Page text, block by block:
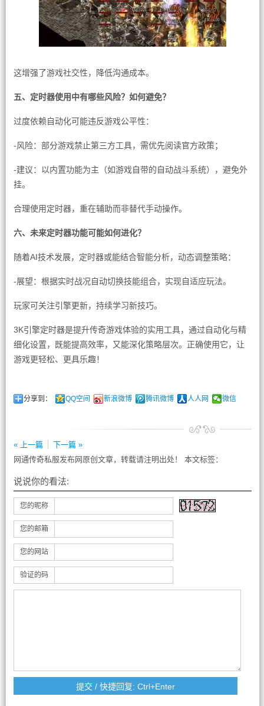
这增强了游戏社交性，降低沟通成本。
五、定时器使用中有哪些风险？如何避免？
过度依赖自动化可能违反游戏公平性：
-风险：部分游戏禁止第三方工具，需优先阅读官方政策；
-建议：以内置功能为主（如游戏自带的自动战斗系统），避免外
挂。
合理使用定时器，重在辅助而非替代手动操作。
六、未来定时器功能可能如何进化？
随着AI技术发展，定时器或能结合智能分析，动态调整策略：
-展望：根据实时战况自动切换技能组合，实现自适应玩法。
玩家可关注引擎更新，持续学习新技巧。
3K引擎定时器是提升传奇游戏体验的实用工具，通过自动化与精
细化设置，既能提高效率，又能深化策略层次。正确使用它，让
游戏更轻松、更具乐趣！
分享到： QQ空间 新浪微博 腾讯微博 人人网 微信
« 上一篇
下一篇 »
网通传奇私服发布网原创文章，转载请注明出处！ 本文标签：
说说你的看法:
您的昵称
您的邮箱
您的网站
验证的码